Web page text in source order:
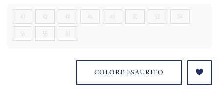
40 42 44 46 48 50 52 54
56 58 60
COLORE ESAURITO